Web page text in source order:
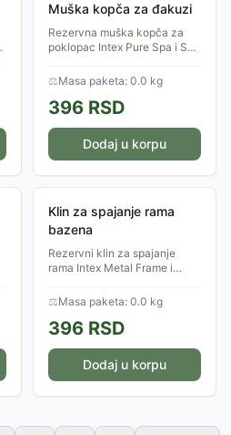
Muška kopča za đakuzi
Rezervna muška kopča za
poklopac Intex Pure Spa i SPA
⚖Masa paketa: 0.0 kg
396 RSD
Dodaj u korpu
Klin za spajanje rama
bazena
Rezervni klin za spajanje
rama Intex Metal Frame i
4.57m).
⚖Masa paketa: 0.0 kg
396 RSD
Dodaj u korpu